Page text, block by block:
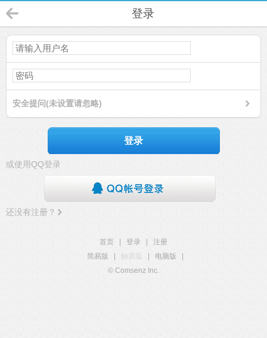
登录
安全提问(未设置请忽略)
登录
或使用QQ登录
还没有注册？
首页 登录
注册
简易版
触屏版 电脑版
© Comsenz Inc.